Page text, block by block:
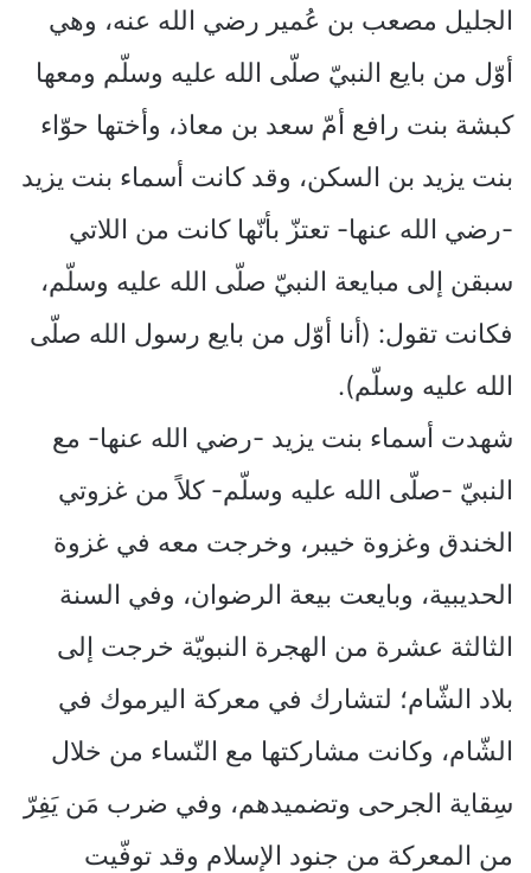
الجليل مصعب بن عُمير رضي الله عنه، وهي
أوّل من بايع النبيّ صلّى الله عليه وسلّم ومعها
كبشة بنت رافع أمّ سعد بن معاذ، وأختها حوّاء
بنت يزيد بن السكن، وقد كانت أسماء بنت يزيد
-رضي الله عنها- تعتزّ بأنّها كانت من اللاتي
سبقن إلى مبايعة النبيّ صلّى الله عليه وسلّم،
فكانت تقول: (أنا أوّل من بايع رسول الله صلّى
الله عليه وسلّم).
شهدت أسماء بنت يزيد -رضي الله عنها- مع
النبيّ -صلّى الله عليه وسلّم- كلاً من غزوتي
الخندق وغزوة خيبر، وخرجت معه في غزوة
الحديبية، وبايعت بيعة الرضوان، وفي السنة
الثالثة عشرة من الهجرة النبويّة خرجت إلى
بلاد الشّام؛ لتشارك في معركة اليرموك في
الشّام، وكانت مشاركتها مع النّساء من خلال
سِقاية الجرحى وتضميدهم، وفي ضرب مَن يَفِرّ
من المعركة من جنود الإسلام وقد توفّيت